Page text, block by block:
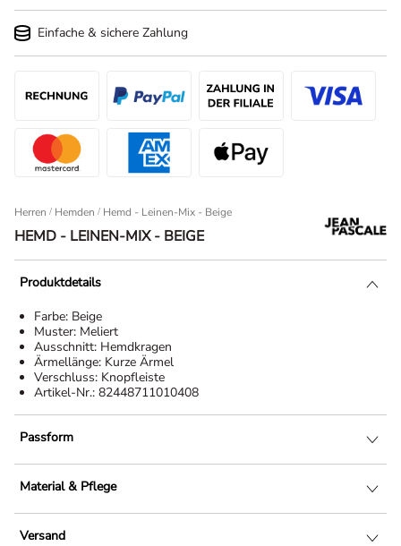
Einfache & sichere Zahlung
Herren / Hemden Hemd - Leinen-Mix - Beige
HEMD - LEINEN-MIX - BEIGE
Produktdetails
Farbe: Beige
Muster: Meliert
Ausschnitt: Hemdkragen
Ärmellänge: Kurze Ärmel
Verschluss: Knopfleiste
Artikel-Nr.: 82448711010408
Passform
Material & Pflege
Versand